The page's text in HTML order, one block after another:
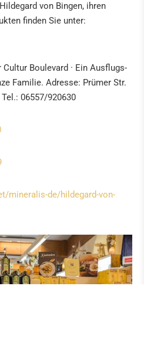
von Bingen, ihren
finden Sie unter:
Boulevard · Ein Ausflugs-
Familie. Adresse: Prümer Str.
06557/920630
mineralis-de/hildegard-von-